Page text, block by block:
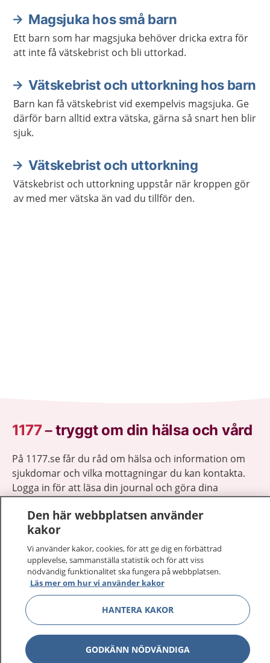
Magsjuka hos små barn
Ett barn som har magsjuka behöver dricka extra för
att inte få vätskebrist och bli uttorkad.
Vätskebrist och uttorkning hos barn
Barn kan få vätskebrist vid exempelvis magsjuka. Ge
därför barn alltid extra vätska, gärna så snart hen blir
sjuk.
Vätskebrist och uttorkning
Vätskebrist och uttorkning uppstår när kroppen gör
av med mer vätska än vad du tillför den.
1177–tryggt om din hälsa och vård
På 1177.se får du råd om hälsa och information om
sjukdomar och vilka mottagningar du kan kontakta.
Logga in för att läsa din journal och göra dina
sjukvårdsrådgivning dygnet runt.
1177 ger dig råd när du vill må bättre.
1177 på flera språk Visa
Om 1177 Visa
Den här webbplatsen använder
kakor
Vi använder kakor, cookies, för att ge dig en förbättrad
upplevelse, sammanställa statistik och för att viss
nödvändig funktionalitet ska fungera på webbplatsen.
Läs mer om hur vi använder kakor
HANTERA KAKOR
GODKÄNN NÖDVÄNDIGA